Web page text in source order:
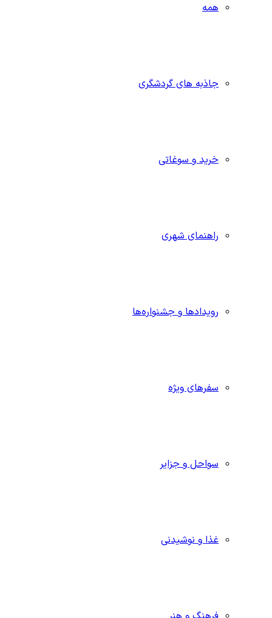
همه
جاذبه‌ های گردشگری
خرید و سوغاتی
راهنمای شهری
رویدادها و جشنواره‌ها
سفرهای ویژه
سواحل و جزایر
غذا و نوشیدنی